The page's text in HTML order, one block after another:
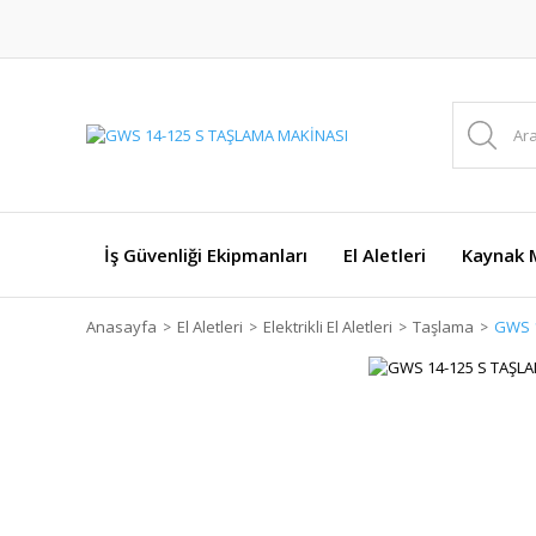
İş Güvenliği Ekipmanları El Aletleri Kaynak
Anasayfa El Aletleri Elektrikli El Aletleri Taşlama GWS